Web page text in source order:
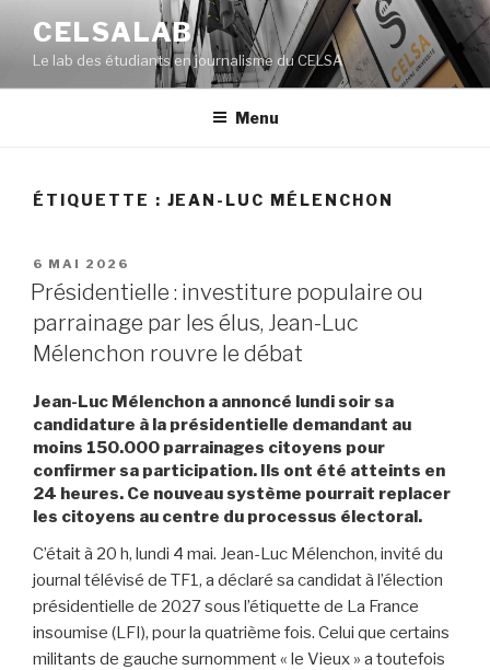
contenu
principal
CELSALAB
Le lab des étudiants en journalisme du CELSA
Menu
ÉTIQUETTE : JEAN-LUC MÉLENCHON
PUBLIÉ
LE
6 MAI 2026
Présidentielle : investiture populaire ou
parrainage par les élus, Jean-Luc
Mélenchon rouvre le débat
Jean-Luc Mélenchon a annoncé lundi soir sa
candidature à la présidentielle demandant au
moins 150.000 parrainages citoyens pour
confirmer sa participation. Ils ont été atteints en
24 heures. Ce nouveau système pourrait replacer
les citoyens au centre du processus électoral.
C’était à 20 h, lundi 4 mai. Jean-Luc Mélenchon, invité du
journal télévisé de TF1, a déclaré sa candidat à l’élection
présidentielle de 2027 sous l’étiquette de La France
insoumise (LFI), pour la quatrième fois. Celui que certains
militants de gauche surnomment « le Vieux » a toutefois